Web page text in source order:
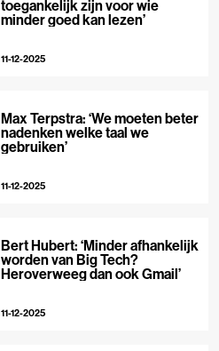
toegankelijk zijn voor wie
minder goed kan lezen’
11-12-2025
Max Terpstra: ‘We moeten beter
nadenken welke taal we
gebruiken’
11-12-2025
Bert Hubert: ‘Minder afhankelijk
worden van Big Tech?
Heroverweeg dan ook Gmail’
11-12-2025